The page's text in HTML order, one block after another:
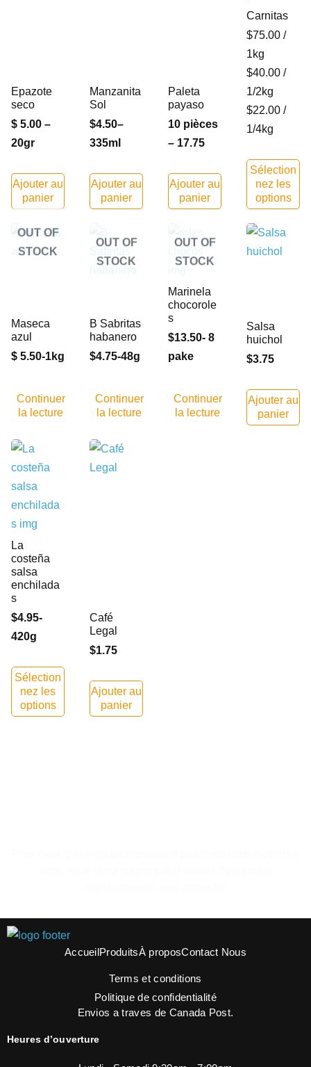
Epazote
seco
$ 5.00 –
20gr
Ajouter au
panier
Manzanita
Sol
$4.50–
335ml
Ajouter au
panier
Paleta
payaso
10 pièces
– 17.75
Ajouter au
panier
Carnitas
$75.00 /
1kg
$40.00 /
1/2kg
$22.00 /
1/4kg
Sélection
nez les
options
OUT OF
STOCK
Maseca
azul
$ 5.50-1kg
Continuer
la lecture
OUT OF
STOCK
B Sabritas
habanero
$4.75-48g
Continuer
la lecture
OUT OF
STOCK
Marinela
chocorole
s
$13.50- 8
pake
Continuer
la lecture
Salsa
huichol
$3.75
Ajouter au
panier
La
costeña
salsa
enchilada
s
$4.95-
420g
Sélection
nez les
options
Café
Legal
$1.75
Ajouter au
panier
AccueilProduitsÀ proposContact Nous
Terms et conditions
Politique de confidentialité
Envios a traves de Canada Post.
Heures d’ouverture